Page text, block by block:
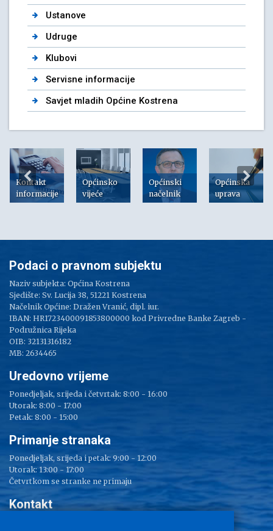
Ustanove
Udruge
Klubovi
Servisne informacije
Savjet mladih Općine Kostrena
Kontakt
informacije
Općinsko
vijeće
Općinski
načelnik
Općinska
uprava
Podaci o pravnom subjektu
Naziv subjekta: Općina Kostrena
Sjedište: Sv. Lucija 38, 51221 Kostrena
Načelnik Općine: Dražen Vranić, dipl. iur.
IBAN: HR1723400091853800000 kod Privredne Banke Zagreb -
Podružnica Rijeka
OIB: 32131316182
MB: 2634465
Uredovno vrijeme
Ponedjeljak, srijeda i četvrtak: 8:00 - 16:00
Utorak: 8:00 - 17:00
Petak: 8:00 - 15:00
Primanje stranaka
Ponedjeljak, srijeda i petak: 9:00 - 12:00
Utorak: 13:00 - 17:00
Četvrtkom se stranke ne primaju
Kontakt